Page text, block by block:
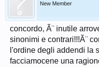
New Member
concordo, Ã¨ inutile
sinonimi e contrari!!!Ã¨
l'ordine degli addendi la
facciamocene una